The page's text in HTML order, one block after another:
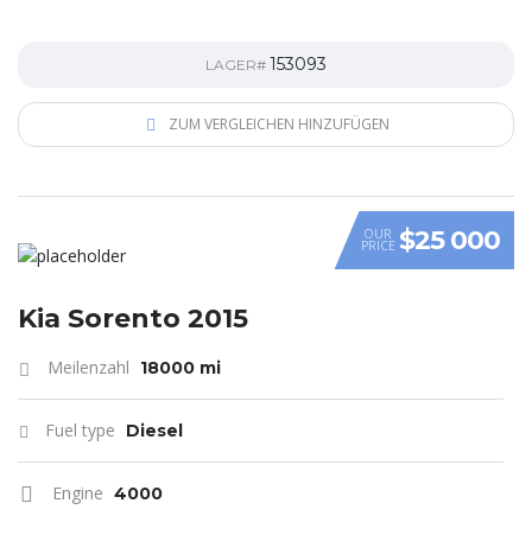
LAGER# 153093
ZUM VERGLEICHEN HINZUFÜGEN
OUR
PRICE $25 000
Kia Sorento 2015
Meilenzahl 18000 mi
Fuel type Diesel
Engine 4000